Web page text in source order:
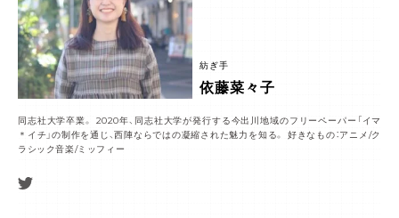
紡ぎ手
依藤菜々子
同志社大学卒業。 2020年、同志社大学が発行する今出川地域のフリーペーパー「イマ
＊イチ」の制作を通じ、西陣ならではの凝縮された魅力を知る。 好きなもの：アニメ/ク
ラシック音楽/ミッフィー